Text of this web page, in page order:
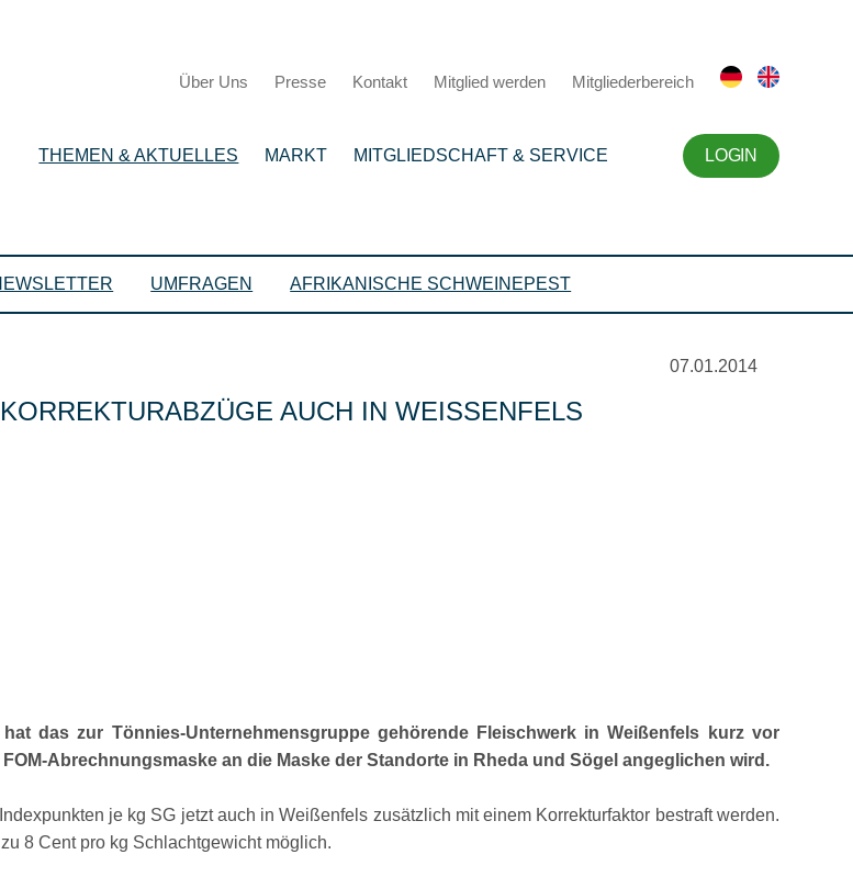
Über Uns Presse Kontakt Mitglied werden Mitgliederbereich
THEMEN & AKTUELLES MARKT MITGLIEDSCHAFT & SERVICE LOGIN
UMFRAGEN AFRIKANISCHE SCHWEINEPEST
07.01.2014
AUCH IN WEISSENFELS
das zur Tönnies-Unternehmensgruppe gehörende Fleischwerk in Weißenfels kurz vor
Abrechnungsmaske an die Maske der Standorte in Rheda und Sögel angeglichen wird.
je kg SG jetzt auch in Weißenfels zusätzlich mit einem Korrekturfaktor bestraft werden.
8 Cent pro kg Schlachtgewicht möglich.